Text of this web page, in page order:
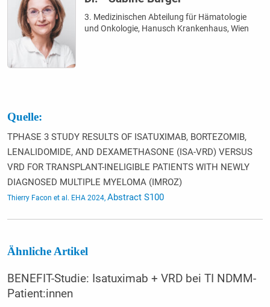
3. Medizinischen Abteilung für Hämatologie
und Onkologie, Hanusch Krankenhaus, Wien
Quelle:
TPHASE 3 STUDY RESULTS OF ISATUXIMAB, BORTEZOMIB,
LENALIDOMIDE, AND DEXAMETHASONE (ISA-VRD) VERSUS
VRD FOR TRANSPLANT-INELIGIBLE PATIENTS WITH NEWLY
DIAGNOSED MULTIPLE MYELOMA (IMROZ)
Thierry Facon et al. EHA 2024, Abstract S100
Ähnliche Artikel
BENEFIT-Studie: Isatuximab + VRD bei TI NDMM-
Patient:innen